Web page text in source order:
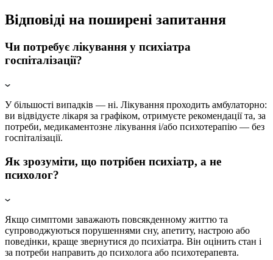
Відповіді на поширені запитання
Чи потребує лікування у психіатра
госпіталізації?
У більшості випадків — ні. Лікування проходить амбулаторно:
ви відвідуєте лікаря за графіком, отримуєте рекомендації та, за
потреби, медикаментозне лікування і/або психотерапію — без
госпіталізації.
Як зрозуміти, що потрібен психіатр, а не
психолог?
Якщо симптоми заважають повсякденному життю та
супроводжуються порушеннями сну, апетиту, настрою або
поведінки, краще звернутися до психіатра. Він оцінить стан і
за потреби направить до психолога або психотерапевта.